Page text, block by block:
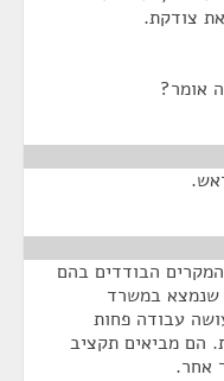
צודקת.
אומר?
הבודדים בהם
שנמצא במשרד
עבודה פחות
הם מביאים תקציב
אחר.